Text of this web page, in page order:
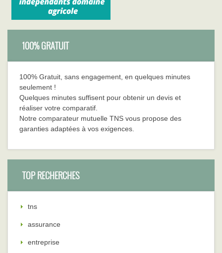
100% GRATUIT
100% Gratuit, sans engagement, en quelques minutes
seulement !
Quelques minutes suffisent pour obtenir un devis et
réaliser votre comparatif.
Notre comparateur mutuelle TNS vous propose des
garanties adaptées à vos exigences.
TOP RECHERCHES
tns
assurance
entreprise